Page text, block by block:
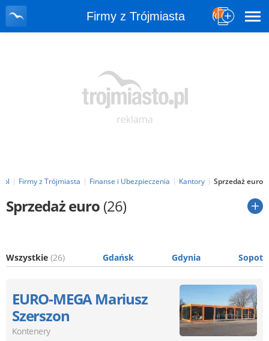
Firmy z Trójmiasta
Firmy z Trójmiasta Finanse i Ubezpieczenia Kantory Sprzedaż euro
Sprzedaż euro (26)
Wszystkie (26) Gdańsk Gdynia Sopot
EURO-MEGA Mariusz
Szerszon
Kontenery